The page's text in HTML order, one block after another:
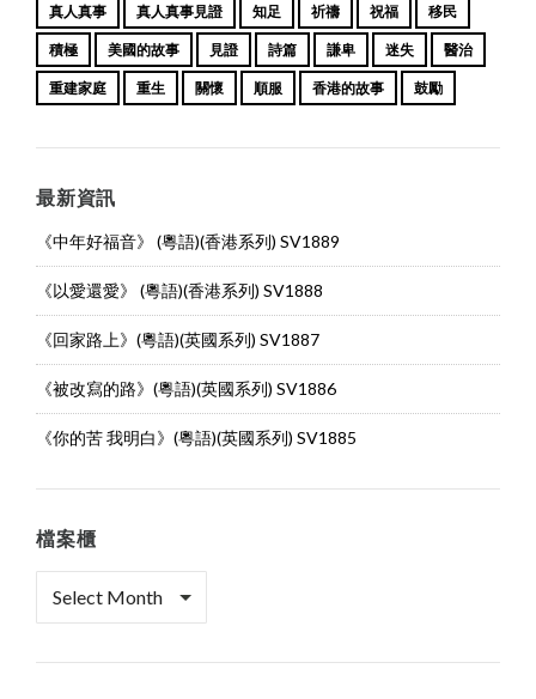
真人真事 真人真事見證 知足 祈禱 祝福 移民
積極 美國的故事 見證 詩篇 謙卑 迷失 醫治
重建家庭 重生 關懷 順服 香港的故事 鼓勵
最新資訊
《中年好福音》 (粵語)(香港系列) SV1889
《以愛還愛》 (粵語)(香港系列) SV1888
《回家路上》(粵語)(英國系列) SV1887
《被改寫的路》(粵語)(英國系列) SV1886
《你的苦 我明白》(粵語)(英國系列) SV1885
檔案櫃